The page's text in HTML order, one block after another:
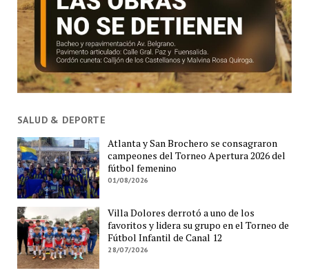
SALUD & DEPORTE
Atlanta y San Brochero se consagraron
campeones del Torneo Apertura 2026 del
fútbol femenino
01/08/2026
Villa Dolores derrotó a uno de los
favoritos y lidera su grupo en el Torneo de
Fútbol Infantil de Canal 12
28/07/2026